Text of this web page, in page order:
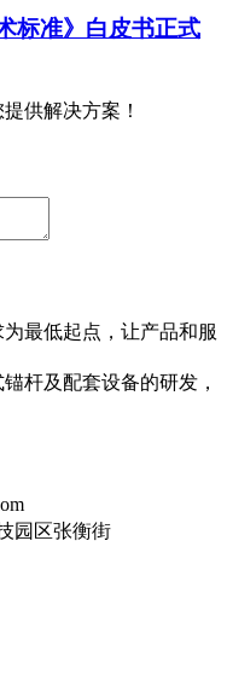
标准》白皮书正式
供解决方案！
最低起点，让产品和服
杆及配套设备的研发，
园区张衡街